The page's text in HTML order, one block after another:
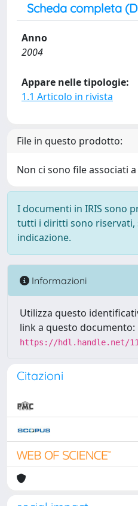
Scheda completa
Anno
2004
Appare nelle tipologie:
1.1 Articolo in rivista
File in questo prodotto:
Non ci sono file associati
I documenti in IRIS sono
tutti i diritti sono riservati,
indicazione.
Informazioni
Utilizza questo
link a questo documento:
https://hdl.handle.net/
Citazioni